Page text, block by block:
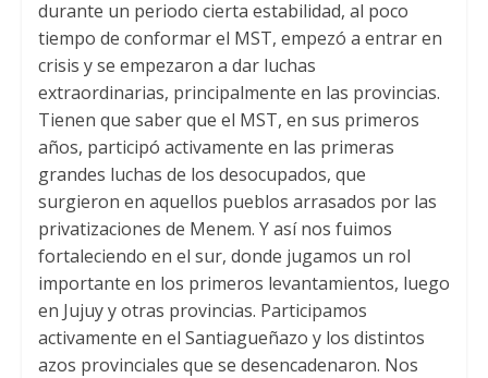
durante un periodo cierta estabilidad, al poco
tiempo de conformar el MST, empezó a entrar en
crisis y se empezaron a dar luchas
extraordinarias, principalmente en las provincias.
Tienen que saber que el MST, en sus primeros
años, participó activamente en las primeras
grandes luchas de los desocupados, que
surgieron en aquellos pueblos arrasados por las
privatizaciones de Menem. Y así nos fuimos
fortaleciendo en el sur, donde jugamos un rol
importante en los primeros levantamientos, luego
en Jujuy y otras provincias. Participamos
activamente en el Santiagueñazo y los distintos
azos provinciales que se desencadenaron. Nos